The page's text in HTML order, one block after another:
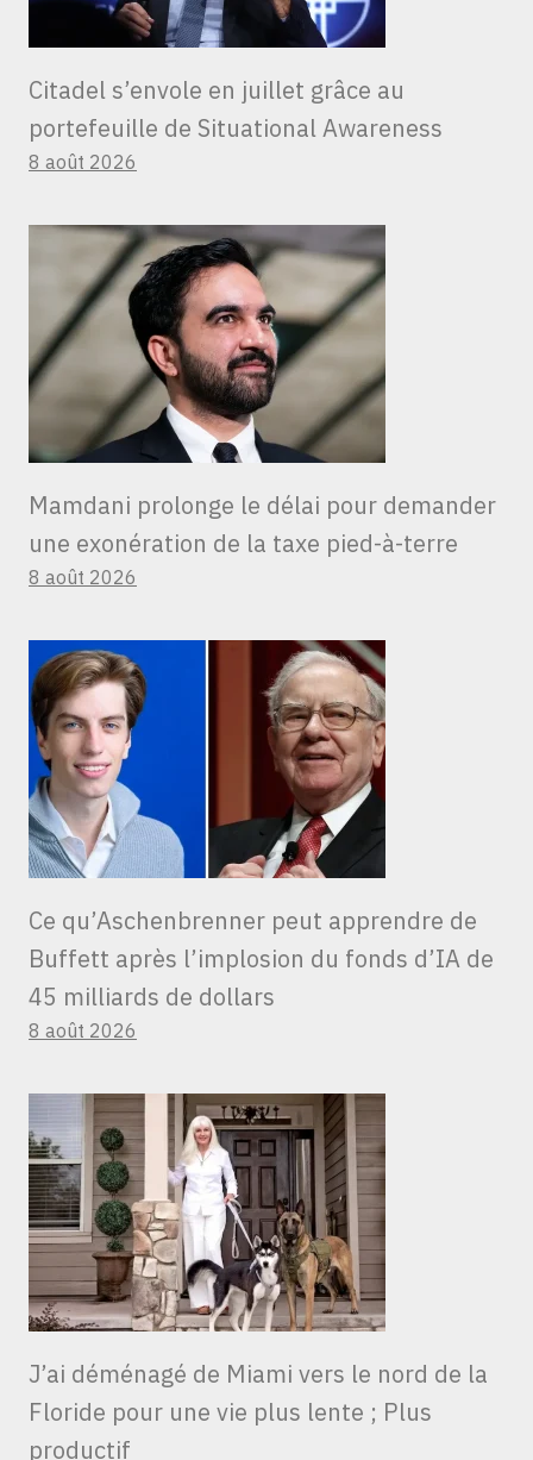
Citadel s’envole en juillet grâce au
portefeuille de Situational Awareness
8 août 2026
Mamdani prolonge le délai pour demander
une exonération de la taxe pied-à-terre
8 août 2026
Ce qu’Aschenbrenner peut apprendre de
Buffett après l’implosion du fonds d’IA de
45 milliards de dollars
8 août 2026
J’ai déménagé de Miami vers le nord de la
Floride pour une vie plus lente ; Plus
productif